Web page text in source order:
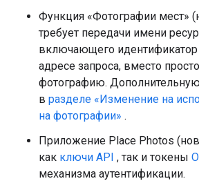
Функция «Фотографии мест»
требует передачи имени
включающего идентификатор
адресе запроса, вместо
фотографию.
в разделе «Изменение на
на фотографии» .
Приложение Place Photos
как ключи API , так и токены
механизма аутентификации.